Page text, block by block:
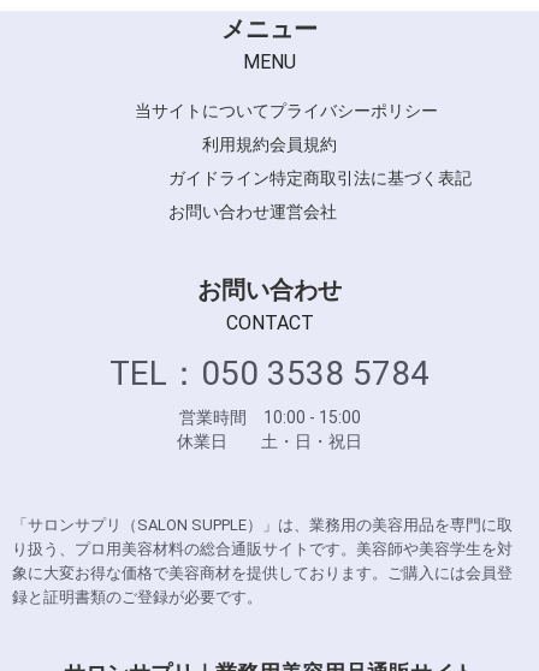
メニュー
MENU
当サイトについてプライバシーポリシー
利用規約会員規約
ガイドライン特定商取引法に基づく表記
お問い合わせ運営会社
お問い合わせ
CONTACT
TEL：050 3538 5784
営業時間 10:00 - 15:00
休業日 土・日・祝日
「サロンサプリ（SALON SUPPLE）」は、業務用の美容用品を専門に取
り扱う、プロ用美容材料の総合通販サイトです。美容師や美容学生を対
象に大変お得な価格で美容商材を提供しております。ご購入には会員登
録と証明書類のご登録が必要です。